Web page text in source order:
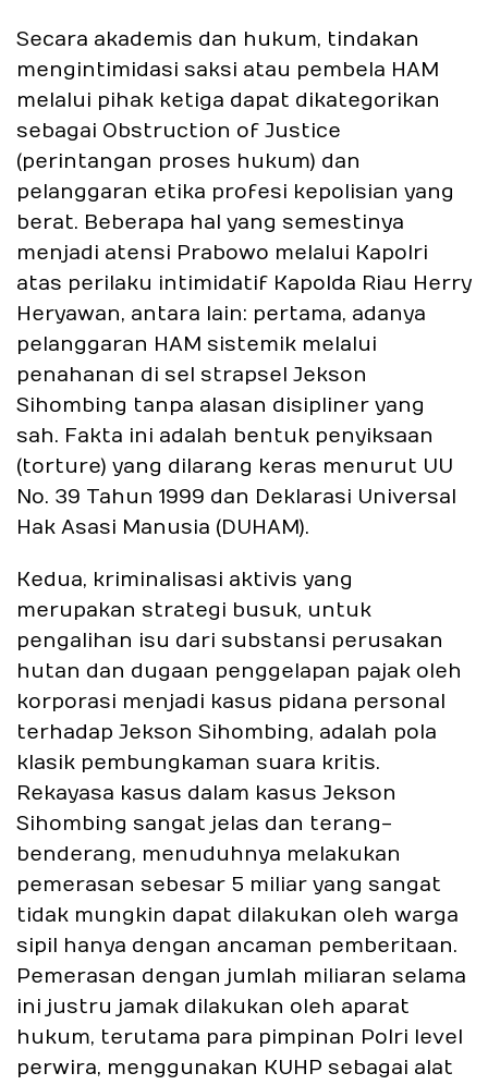
Secara akademis dan hukum, tindakan
mengintimidasi saksi atau pembela HAM
melalui pihak ketiga dapat dikategorikan
sebagai Obstruction of Justice
(perintangan proses hukum) dan
pelanggaran etika profesi kepolisian yang
berat. Beberapa hal yang semestinya
menjadi atensi Prabowo melalui Kapolri
atas perilaku intimidatif Kapolda Riau Herry
Heryawan, antara lain: pertama, adanya
pelanggaran HAM sistemik melalui
penahanan di sel strapsel Jekson
Sihombing tanpa alasan disipliner yang
sah. Fakta ini adalah bentuk penyiksaan
(torture) yang dilarang keras menurut UU
No. 39 Tahun 1999 dan Deklarasi Universal
Hak Asasi Manusia (DUHAM).
Kedua, kriminalisasi aktivis yang
merupakan strategi busuk, untuk
pengalihan isu dari substansi perusakan
hutan dan dugaan penggelapan pajak oleh
korporasi menjadi kasus pidana personal
terhadap Jekson Sihombing, adalah pola
klasik pembungkaman suara kritis.
Rekayasa kasus dalam kasus Jekson
Sihombing sangat jelas dan terang-
benderang, menuduhnya melakukan
pemerasan sebesar 5 miliar yang sangat
tidak mungkin dapat dilakukan oleh warga
sipil hanya dengan ancaman pemberitaan.
Pemerasan dengan jumlah miliaran selama
ini justru jamak dilakukan oleh aparat
hukum, terutama para pimpinan Polri level
perwira, menggunakan KUHP sebagai alat